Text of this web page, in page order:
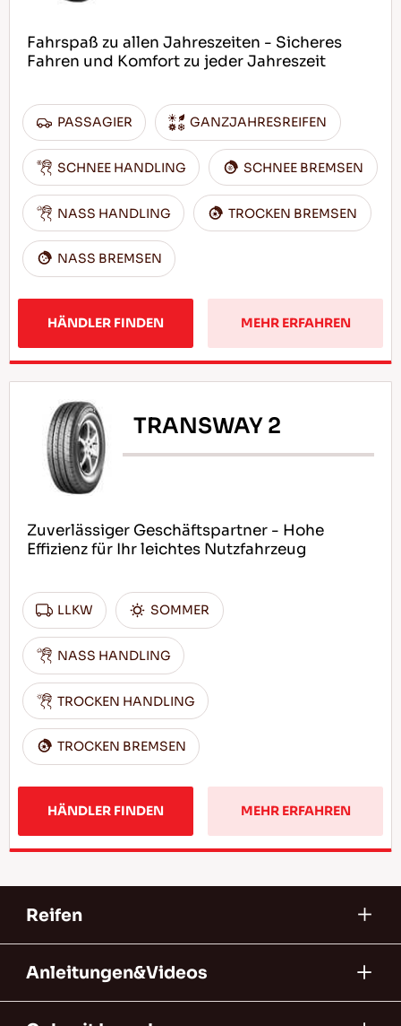
Fahrspaß zu allen Jahreszeiten - Sicheres
Fahren und Komfort zu jeder Jahreszeit
PASSAGIER GANZJAHRESREIFEN
SCHNEE HANDLING SCHNEE BREMSEN
NASS HANDLING TROCKEN BREMSEN
NASS BREMSEN
HÄNDLER FINDEN MEHR ERFAHREN
TRANSWAY 2
Zuverlässiger Geschäftspartner - Hohe
Effizienz für Ihr leichtes Nutzfahrzeug
LLKW SOMMER
NASS HANDLING
TROCKEN HANDLING
TROCKEN BREMSEN
HÄNDLER FINDEN MEHR ERFAHREN
Reifen
Anleitungen&Videos